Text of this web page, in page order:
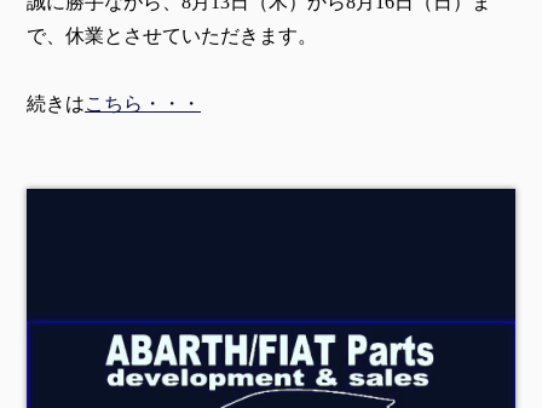
で、休業とさせていただきます。
続きはこちら・・・